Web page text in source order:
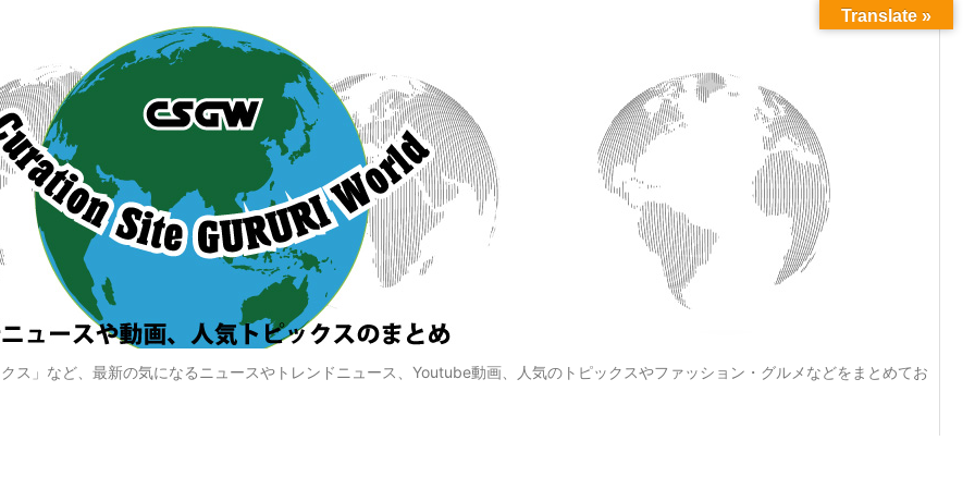
ス」など、最新の気になるニュースやトレンドニュース、Youtube動画、人気のトピックスやファッション・グルメなどをまとめてお
Translate »